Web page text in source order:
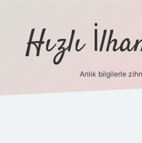
Hızlı
Anlık bilgilerle